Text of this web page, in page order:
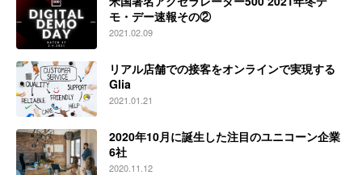
モ・デー速報その②
2021.02.09
リアル店舗での接客をオンラインで実現する
Glia
2021.01.21
2020年10月に誕生した注目のユニコーン企業
6社
2020.11.12